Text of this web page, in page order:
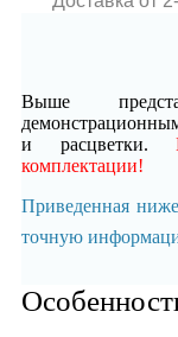
Выше
и расцветки.
комплектации!
Приведенная
точную